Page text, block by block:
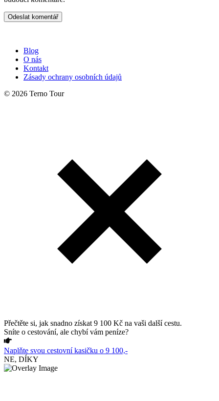
Blog
O nás
Kontakt
Zásady ochrany osobních údajů
© 2026 Terno Tour
Přečtěte si, jak snadno získat 9 100 Kč na vaši další cestu.
Sníte o cestování, ale chybí vám peníze?
Naplňte svou cestovní kasičku o 9 100,-
NE, DÍKY